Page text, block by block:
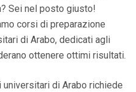
Sei nel posto giusto!
corsi di preparazione
di Arabo, dedicati agli
ottenere ottimi risultati.
di Arabo richiede